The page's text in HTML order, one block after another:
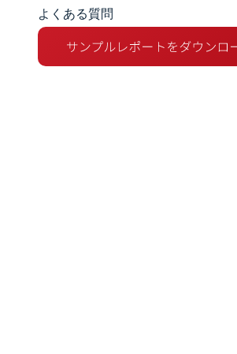
市場分析
トレンドとインサイト
よくある質問